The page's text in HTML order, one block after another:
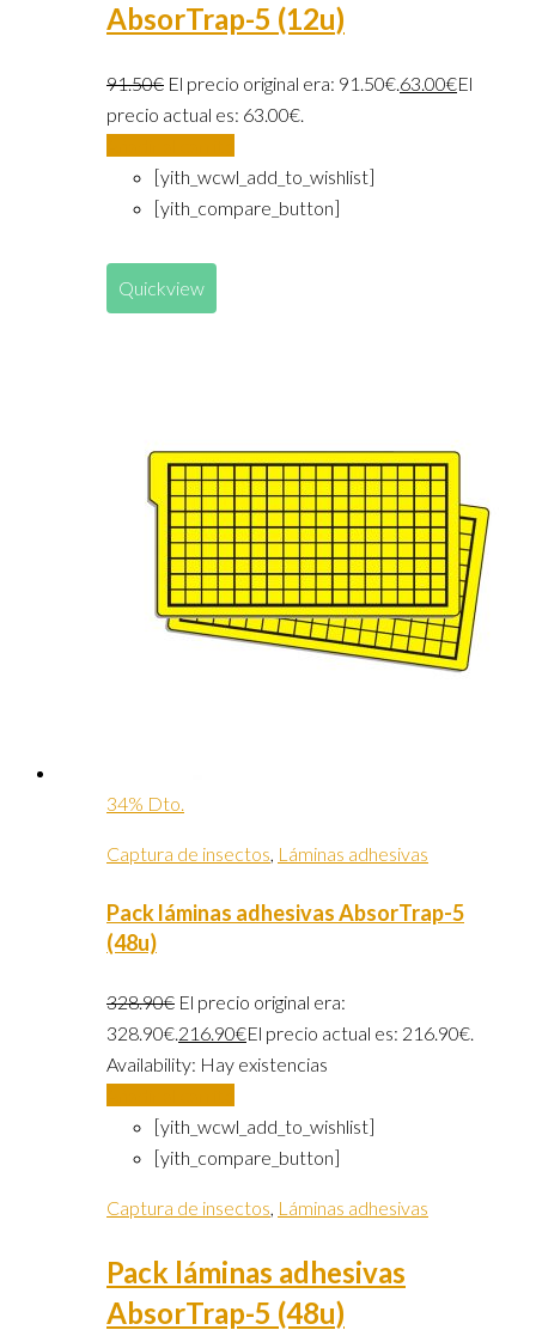
AbsorTrap-5 (12u)
91.50€ El precio original era: 91.50€.63.00€El
precio actual es: 63.00€.
[yith_wcwl_add_to_wishlist]
[yith_compare_button]
Quickview
34% Dto.
Captura de insectos, Láminas adhesivas
Pack láminas adhesivas AbsorTrap-5
(48u)
328.90€ El precio original era:
328.90€.216.90€El precio actual es: 216.90€.
Availability: Hay existencias
[yith_wcwl_add_to_wishlist]
[yith_compare_button]
Captura de insectos, Láminas adhesivas
Pack láminas adhesivas
AbsorTrap-5 (48u)